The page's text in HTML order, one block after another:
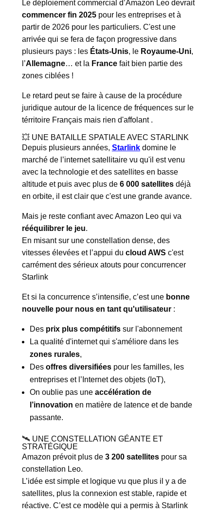
Le déploiement commercial d’Amazon Leo devrait
commencer fin 2025pour les entreprises et à
partir de 2026 pour les particuliers. C'est une
arrivée qui se fera de façon progressive dans
plusieurs pays : les États-Unis, le Royaume-Uni,
l’Allemagne… et la Francefait bien partie des
zones ciblées !
Le retard peut se faire à cause de la procédure
juridique autour de la licence de fréquences sur le
térritoire Français mais rien d'affolant .
💥 UNE BATAILLE SPATIALE AVEC STARLINK
Depuis plusieurs années, Starlinkdomine le
marché de l’internet satellitaire vu qu'il est venu
avec la technologie et des satellites en basse
altitude et puis avec plus de 6 000 satellitesdéjà
en orbite, il est clair que c'est une grande avance.
Mais je reste confiant avec Amazon Leo qui va
rééquilibrer le jeu.
En misant sur une constellation dense, des
vitesses élevées et l’appui du cloud AWS c'est
carrément des sérieux atouts pour concurrencer
Starlink
Et si la concurrence s’intensifie, c’est une bonne
nouvelle pour nous en tant qu'utilisateur:
Des prix plus compétitifssur l'abonnement
La qualité d'internet qui s'améliore dans les
zones rurales,
Des offres diversifiéespour les familles, les
entreprises et l’Internet des objets (IoT),
On oublie pas une accélération de
l’innovation en matière de latence et de bande
passante.
🛰️ UNE CONSTELLATION GÉANTE ET
STRATÉGIQUE
Amazon prévoit plus de 3 200 satellitespour sa
constellation Leo.
L’idée est simple et logique vu que plus il y a de
satellites, plus la connexion est stable, rapide et
réactive. C’est ce modèle qui a permis à Starlink